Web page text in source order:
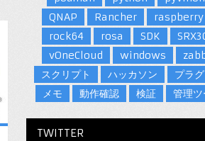
QNAP
Rancher
rock64
rosa SDK
vOneCloud
windows
スクリプト
ハッカソン
プラ
メモ
動作確認 検証 管理
TWITTER